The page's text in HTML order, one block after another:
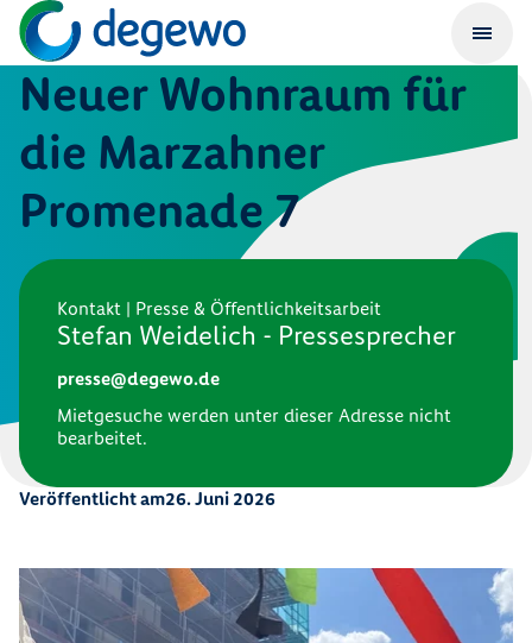
Neuer Wohnraum für
die Marzahner
Promenade 7
Kontakt | Presse & Öffentlichkeitsarbeit
Stefan Weidelich - Pressesprecher
presse@degewo.de
Mietgesuche werden unter dieser Adresse nicht
bearbeitet.
Veröffentlicht am26. Juni 2026